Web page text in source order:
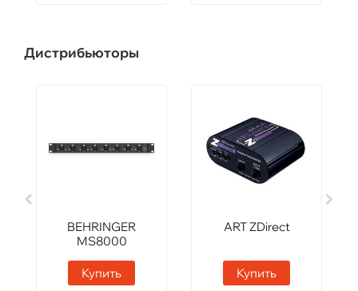
Дистрибьюторы
BEHRINGER
MS8000
Купить
ART ZDirect
Купить